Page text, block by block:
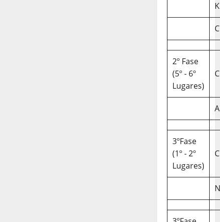
2º Fase
(5º - 6º
Lugares)
3ºFase
(1º - 2º
Lugares)